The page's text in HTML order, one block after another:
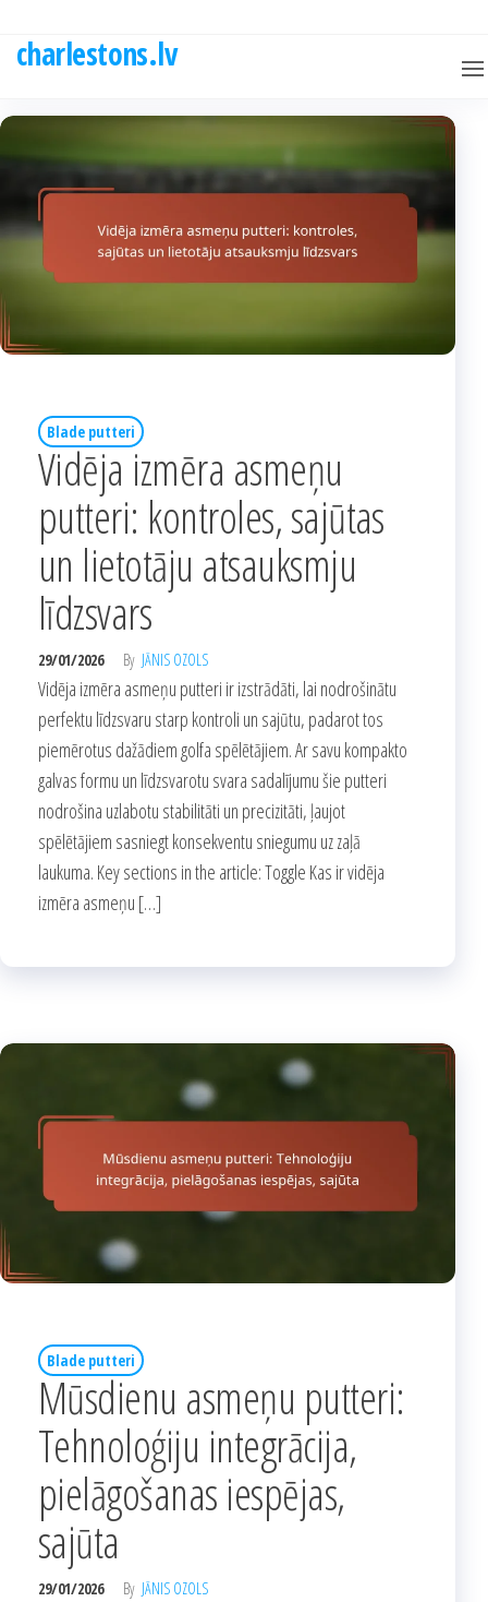
charlestons.lv
Blade putteri
Vidēja izmēra asmeņu
putteri: kontroles, sajūtas
un lietotāju atsauksmju
līdzsvars
29/01/2026 By JĀNIS OZOLS
Vidēja izmēra asmeņu putteri ir izstrādāti, lai nodrošinātu
perfektu līdzsvaru starp kontroli un sajūtu, padarot tos
piemērotus dažādiem golfa spēlētājiem. Ar savu kompakto
galvas formu un līdzsvarotu svara sadalījumu šie putteri
nodrošina uzlabotu stabilitāti un precizitāti, ļaujot
spēlētājiem sasniegt konsekventu sniegumu uz zaļā
laukuma. Key sections in the article: Toggle Kas ir vidēja
izmēra asmeņu […]
Blade putteri
Mūsdienu asmeņu putteri:
Tehnoloģiju integrācija,
pielāgošanas iespējas,
sajūta
29/01/2026 By JĀNIS OZOLS